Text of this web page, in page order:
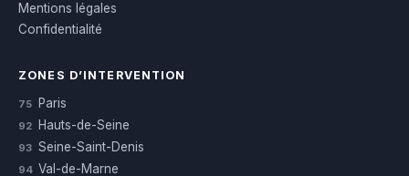
Mentions légales
Confidentialité
ZONES D’INTERVENTION
75 Paris
92 Hauts-de-Seine
93 Seine-Saint-Denis
94 Val-de-Marne